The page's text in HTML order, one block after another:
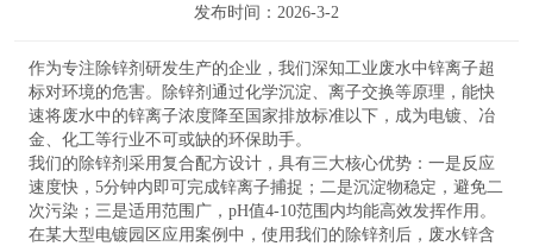
发布时间：2026-3-2
作为专注除锌剂研发生产的企业，我们深知工业废水中锌离子超
标对环境的危害。除锌剂通过化学沉淀、离子交换等原理，能快
速将废水中的锌离子浓度降至国家排放标准以下，成为电镀、冶
金、化工等行业不可或缺的环保助手。
我们的除锌剂采用复合配方设计，具有三大核心优势：一是反应
速度快，5分钟内即可完成锌离子捕捉；二是沉淀物稳定，避免二
次污染；三是适用范围广，pH值4-10范围内均能高效发挥作用。
在某大型电镀园区应用案例中，使用我们的除锌剂后，废水锌含